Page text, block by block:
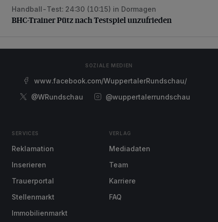
BHC-Trainer Pütz nach Testspiel unzufrieden
Handball-Test: 24:30 (10:15) in Dormagen
BHC-Trainer Pütz nach Testspiel unzufrieden
SOZIALE MEDIEN
www.facebook.com/WuppertalerRundschau/
@WRundschau
@wuppertalerrundschau
SERVICES
Reklamation
Inserieren
Trauerportal
Stellenmarkt
Immobilienmarkt
VERLAG
Mediadaten
Team
Karriere
FAQ